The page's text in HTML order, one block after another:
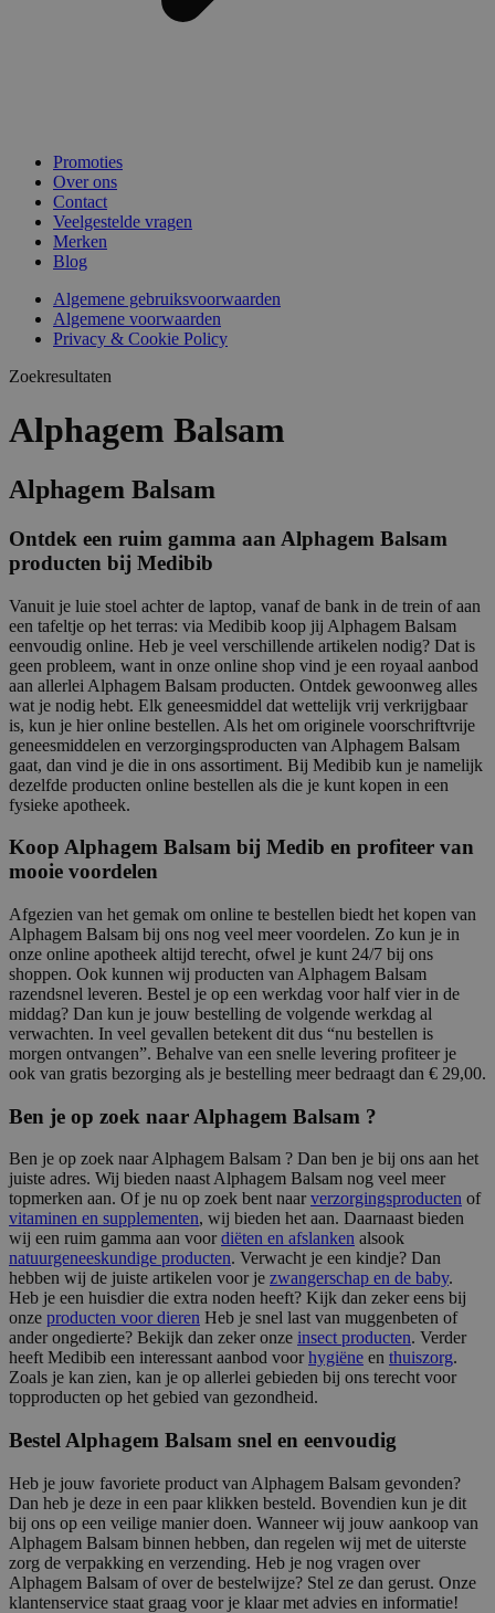
Promoties
Over ons
Contact
Veelgestelde vragen
Merken
Blog
Algemene gebruiksvoorwaarden
Algemene voorwaarden
Privacy & Cookie Policy
Zoekresultaten
Alphagem Balsam
Alphagem Balsam
Ontdek een ruim gamma aan Alphagem Balsam
producten bij Medibib
Vanuit je luie stoel achter de laptop, vanaf de bank in de trein of aan
een tafeltje op het terras: via Medibib koop jij Alphagem Balsam
eenvoudig online. Heb je veel verschillende artikelen nodig? Dat is
geen probleem, want in onze online shop vind je een royaal aanbod
aan allerlei Alphagem Balsam producten. Ontdek gewoonweg alles
wat je nodig hebt. Elk geneesmiddel dat wettelijk vrij verkrijgbaar
is, kun je hier online bestellen. Als het om originele voorschriftvrije
geneesmiddelen en verzorgingsproducten van Alphagem Balsam
gaat, dan vind je die in ons assortiment. Bij Medibib kun je namelijk
dezelfde producten online bestellen als die je kunt kopen in een
fysieke apotheek.
Koop Alphagem Balsam bij Medib en profiteer van
mooie voordelen
Afgezien van het gemak om online te bestellen biedt het kopen van
Alphagem Balsam bij ons nog veel meer voordelen. Zo kun je in
onze online apotheek altijd terecht, ofwel je kunt 24/7 bij ons
shoppen. Ook kunnen wij producten van Alphagem Balsam
razendsnel leveren. Bestel je op een werkdag voor half vier in de
middag? Dan kun je jouw bestelling de volgende werkdag al
verwachten. In veel gevallen betekent dit dus “nu bestellen is
morgen ontvangen”. Behalve van een snelle levering profiteer je
ook van gratis bezorging als je bestelling meer bedraagt dan € 29,00.
Ben je op zoek naar Alphagem Balsam ?
Ben je op zoek naar Alphagem Balsam ? Dan ben je bij ons aan het
juiste adres. Wij bieden naast Alphagem Balsam nog veel meer
topmerken aan. Of je nu op zoek bent naarverzorgingsproducten of
vitaminen en supplementen, wij bieden het aan. Daarnaast bieden
wij een ruim gamma aan voordiëten en afslanken alsook
natuurgeneeskundige producten. Verwacht je een kindje? Dan
hebben wij de juiste artikelen voor je zwangerschap en de baby.
Heb je een huisdier die extra noden heeft? Kijk dan zeker eens bij
onze producten voor dieren Heb je snel last van muggenbeten of
ander ongedierte? Bekijk dan zeker onze insect producten. Verder
heeft Medibib een interessant aanbod voorhygiëne en thuiszorg.
Zoals je kan zien, kan je op allerlei gebieden bij ons terecht voor
topproducten op het gebied van gezondheid.
Bestel Alphagem Balsam snel en eenvoudig
Heb je jouw favoriete product van Alphagem Balsam gevonden?
Dan heb je deze in een paar klikken besteld. Bovendien kun je dit
bij ons op een veilige manier doen. Wanneer wij jouw aankoop van
Alphagem Balsam binnen hebben, dan regelen wij met de uiterste
zorg de verpakking en verzending. Heb je nog vragen over
Alphagem Balsam of over de bestelwijze? Stel ze dan gerust. Onze
klantenservice staat graag voor je klaar met advies en informatie!